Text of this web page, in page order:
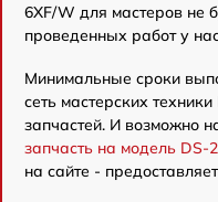
6XF/W для мастеров не
проведенных работ у
Минимальные сроки
сеть мастерских
запчастей. И возможно
запчасть на модель DS-
на сайте -